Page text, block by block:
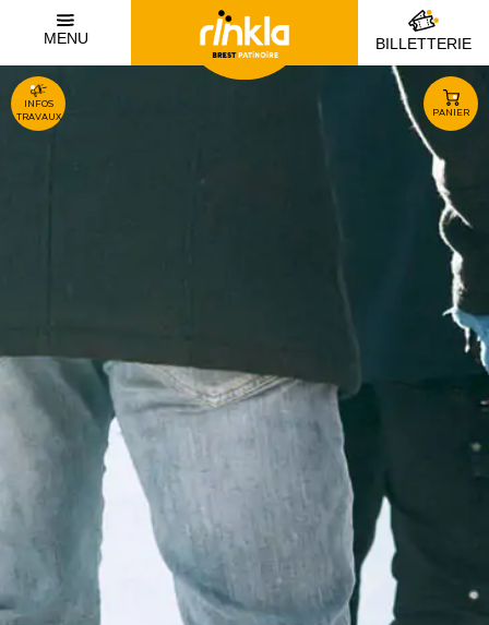
MENU
INFOS
TRAVAUX
BILLETTERIE
PANIER